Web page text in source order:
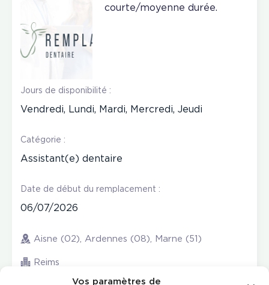
Vos paramètres de
courte/moyenne durée.
Jours de disponibilité :
Vendredi, Lundi, Mardi, Mercredi, Jeudi
Catégorie :
Assistant(e) dentaire
Date de début du remplacement :
06/07/2026
Aisne (02), Ardennes (08), Marne (51)
Reims